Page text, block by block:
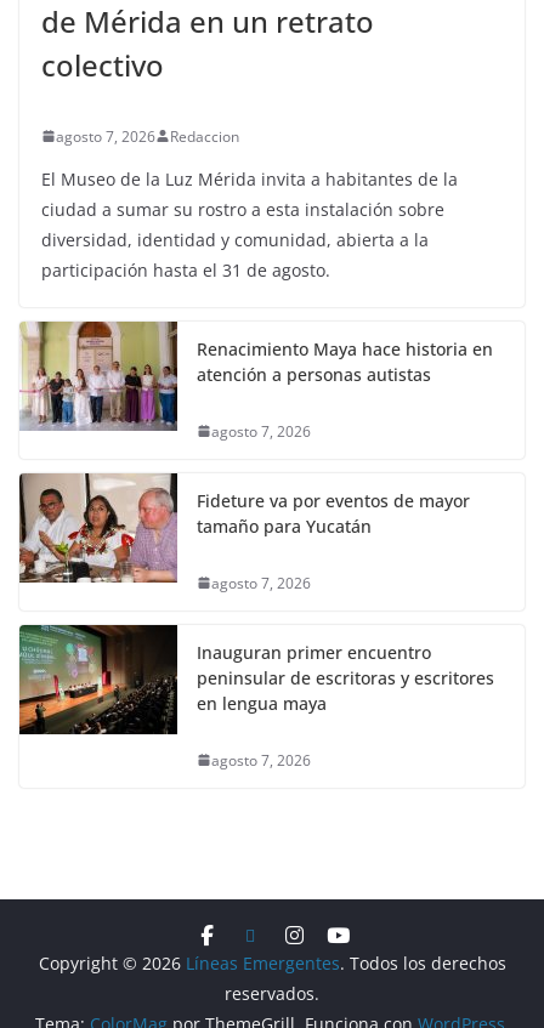
de Mérida en un retrato
colectivo
agosto 7, 2026 Redaccion
El Museo de la Luz Mérida invita a habitantes de la
ciudad a sumar su rostro a esta instalación sobre
diversidad, identidad y comunidad, abierta a la
participación hasta el 31 de agosto.
Renacimiento Maya hace historia en
atención a personas autistas
agosto 7, 2026
Fideture va por eventos de mayor
tamaño para Yucatán
agosto 7, 2026
Inauguran primer encuentro
peninsular de escritoras y escritores
en lengua maya
agosto 7, 2026
Copyright © 2026 Líneas Emergentes. Todos los derechos
reservados.
Tema: ColorMagpor ThemeGrill. Funciona con WordPress